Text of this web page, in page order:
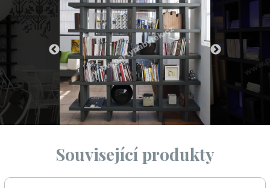
Související produkty